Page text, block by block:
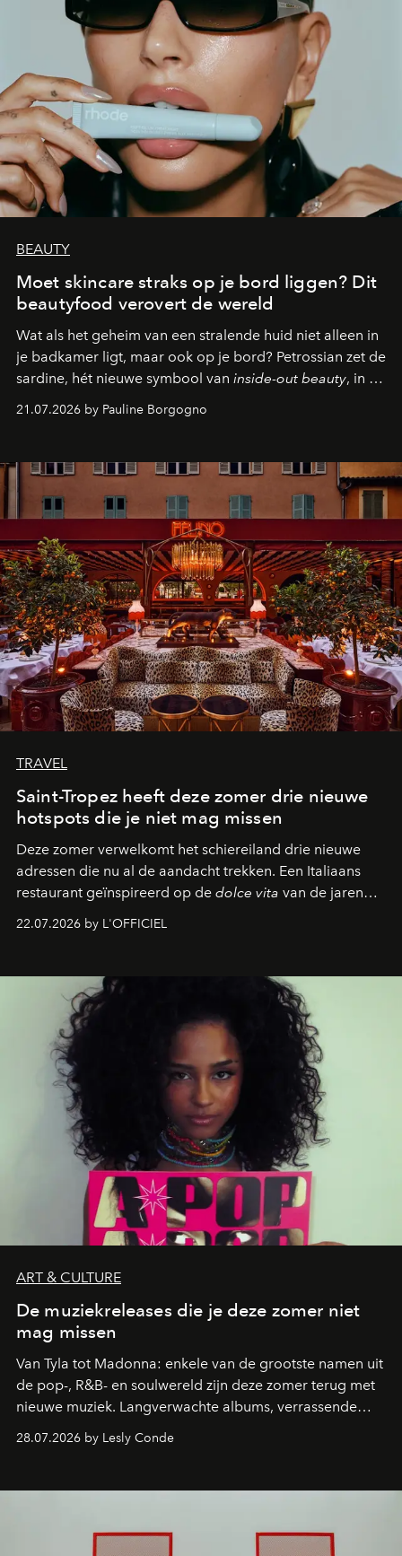
BEAUTY
Moet skincare straks op je bord liggen? Dit
beautyfood verovert de wereld
Wat als het geheim van een stralende huid niet alleen in
je badkamer ligt, maar ook op je bord? Petrossian zet de
sardine, hét nieuwe symbool van inside-out beauty, in de
21.07.2026 by Pauline Borgogno
TRAVEL
Saint-Tropez heeft deze zomer drie nieuwe
hotspots die je niet mag missen
Deze zomer verwelkomt het schiereiland drie nieuwe
adressen die nu al de aandacht trekken. Een Italiaans
restaurant geïnspireerd op de dolce vita van de jaren
verandert in een bruisende ontmoetingsplek en de
neerstrijkt in Saint-Tropez. Dit zijn de nieuwe adressen
die deze zomer de toon zetten, van lange lunches tot
zwoele nachten.
22.07.2026 by L'OFFICIEL
ART & CULTURE
De muziekreleases die je deze zomer niet
mag missen
Van Tyla tot Madonna: enkele van de grootste namen uit
de pop-, R&B- en soulwereld zijn deze zomer terug met
nieuwe muziek. Langverwachte albums, verrassende
de releases die je niet mag missen.
28.07.2026 by Lesly Conde